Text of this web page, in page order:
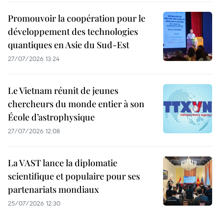
Promouvoir la coopération pour le
développement des technologies
quantiques en Asie du Sud-Est
27/07/2026 13:24
Le Vietnam réunit de jeunes
chercheurs du monde entier à son
École d’astrophysique
27/07/2026 12:08
La VAST lance la diplomatie
scientifique et populaire pour ses
partenariats mondiaux
25/07/2026 12:30